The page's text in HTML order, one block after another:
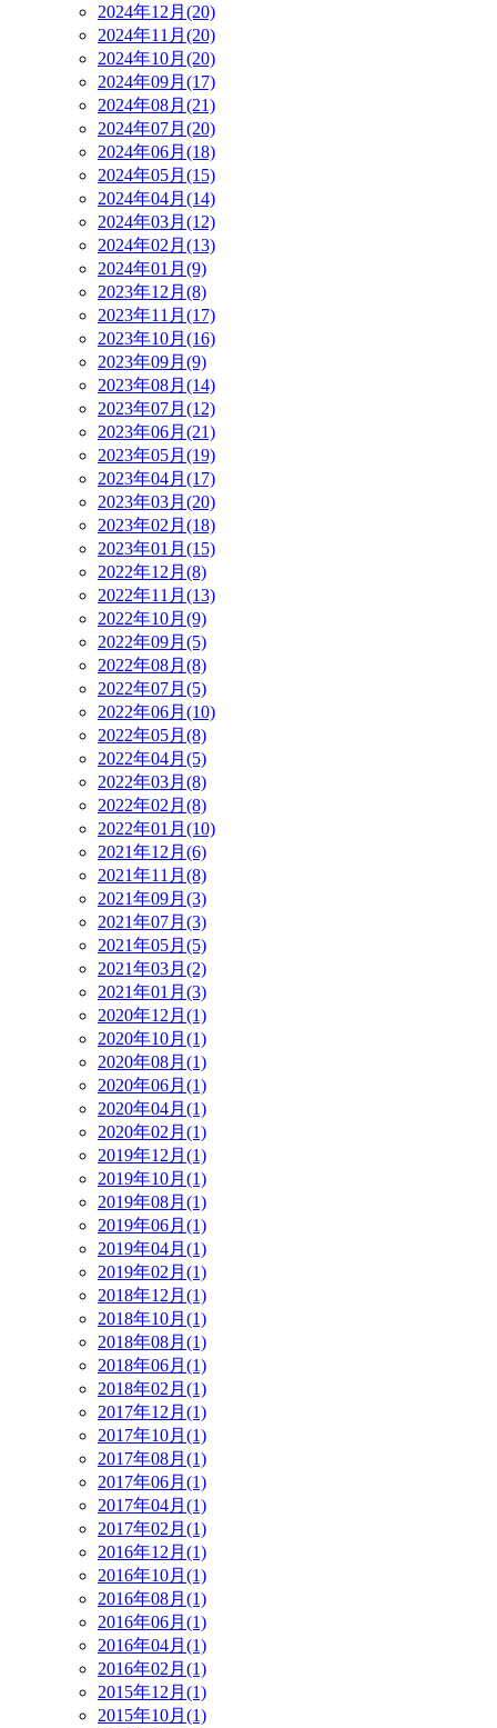
2024年12月(20)
2024年11月(20)
2024年10月(20)
2024年09月(17)
2024年08月(21)
2024年07月(20)
2024年06月(18)
2024年05月(15)
2024年04月(14)
2024年03月(12)
2024年02月(13)
2024年01月(9)
2023年12月(8)
2023年11月(17)
2023年10月(16)
2023年09月(9)
2023年08月(14)
2023年07月(12)
2023年06月(21)
2023年05月(19)
2023年04月(17)
2023年03月(20)
2023年02月(18)
2023年01月(15)
2022年12月(8)
2022年11月(13)
2022年10月(9)
2022年09月(5)
2022年08月(8)
2022年07月(5)
2022年06月(10)
2022年05月(8)
2022年04月(5)
2022年03月(8)
2022年02月(8)
2022年01月(10)
2021年12月(6)
2021年11月(8)
2021年09月(3)
2021年07月(3)
2021年05月(5)
2021年03月(2)
2021年01月(3)
2020年12月(1)
2020年10月(1)
2020年08月(1)
2020年06月(1)
2020年04月(1)
2020年02月(1)
2019年12月(1)
2019年10月(1)
2019年08月(1)
2019年06月(1)
2019年04月(1)
2019年02月(1)
2018年12月(1)
2018年10月(1)
2018年08月(1)
2018年06月(1)
2018年02月(1)
2017年12月(1)
2017年10月(1)
2017年08月(1)
2017年06月(1)
2017年04月(1)
2017年02月(1)
2016年12月(1)
2016年10月(1)
2016年08月(1)
2016年06月(1)
2016年04月(1)
2016年02月(1)
2015年12月(1)
2015年10月(1)